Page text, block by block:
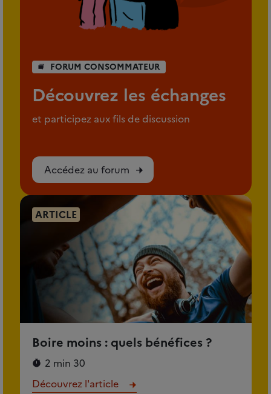
FORUM CONSOMMATEUR
Découvrez les échanges
et participez aux fils de discussion
Accédez au forum
ARTICLE
Boire moins : quels bénéfices ?
2 min 30
Découvrez l'article